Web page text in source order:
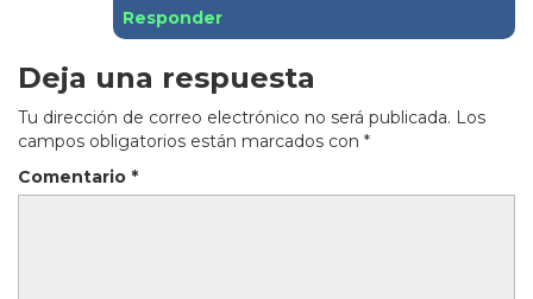
Responder
Deja una respuesta
Tu dirección de correo electrónico no será publicada. Los
campos obligatorios están marcados con *
Comentario *